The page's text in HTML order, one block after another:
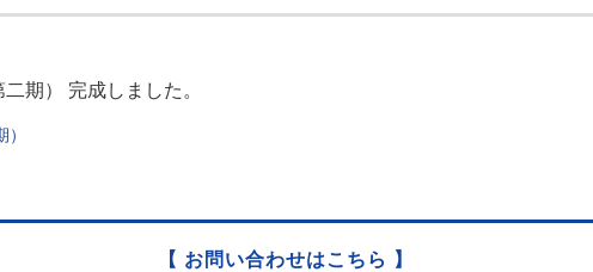
期） 完成しました。
【 お問い合わせはこちら 】